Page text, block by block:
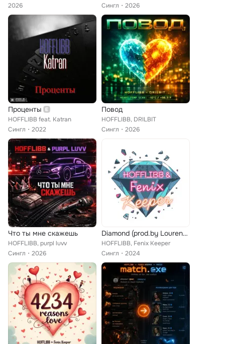
2026
Сингл
2026
Проценты
HOFFLIBB feat. Katran
Сингл
2022
Повод
HOFFLIBB, DRILBIT
Сингл
2026
Что ты мне скажешь
HOFFLIBB, purpl luvv
Сингл
2026
Diamond (prod.by Lourenz, safabeatz)
HOFFLIBB, Fenix Keeper
Сингл
2024